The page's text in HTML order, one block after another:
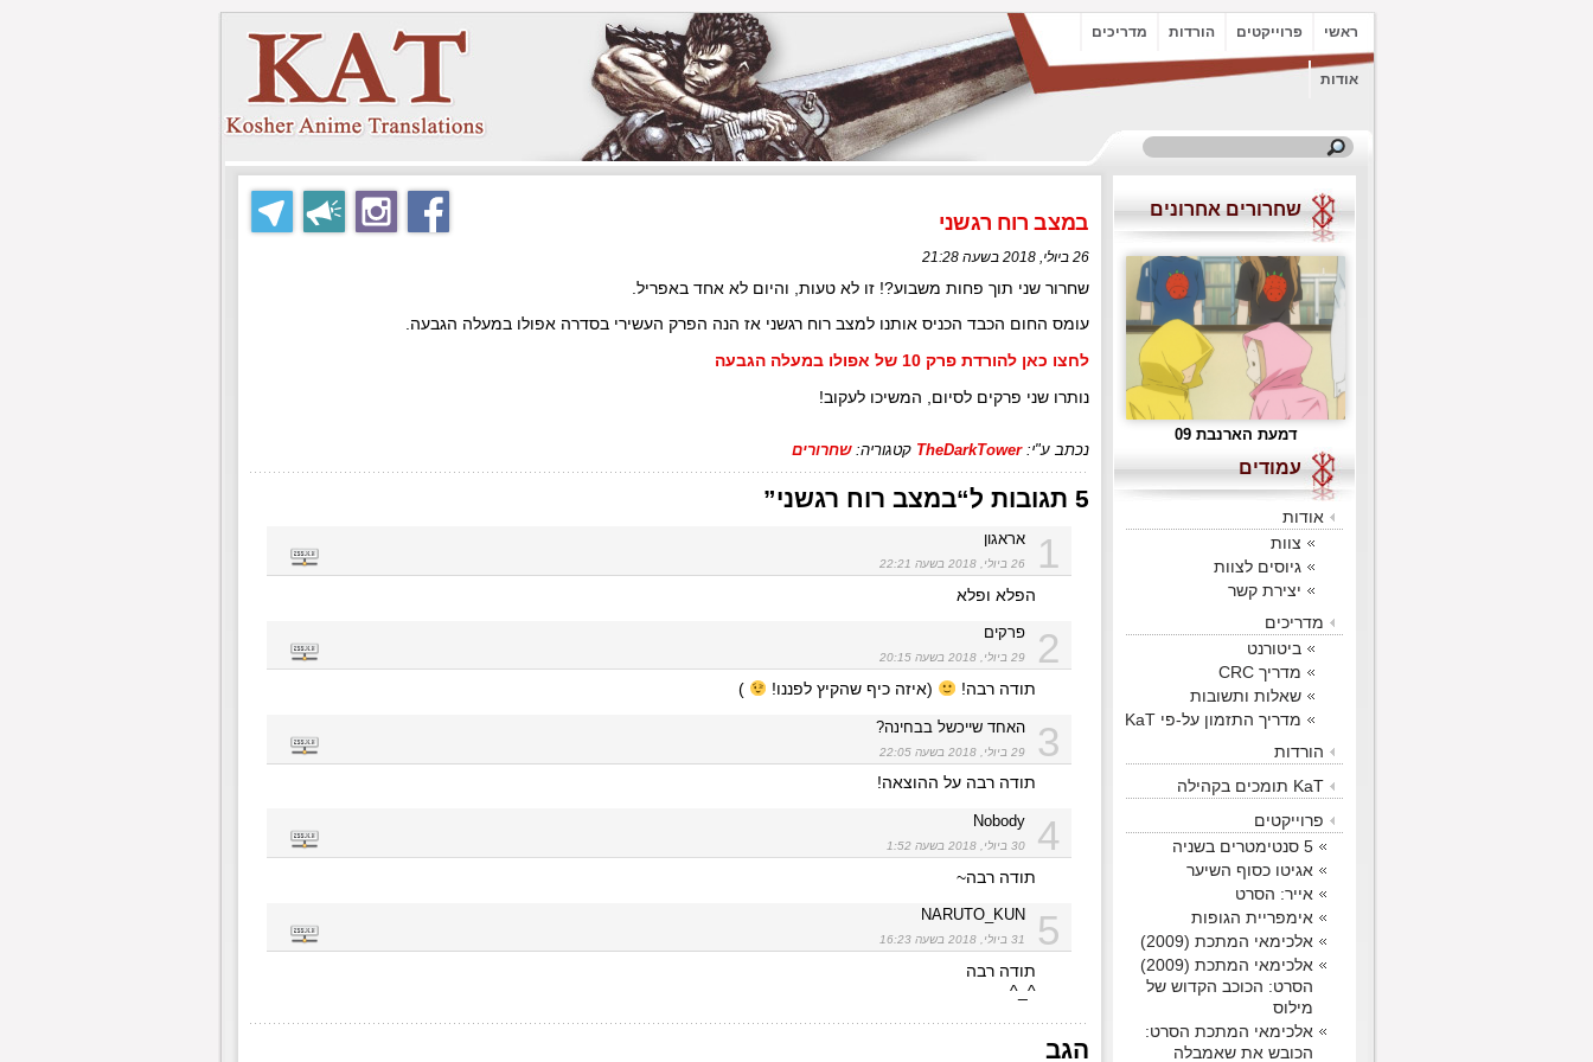
ראשי פרוייקטים הורדות מדריכים
אודות
במצב רוח רגשני
26 ביולי, 2018 בשעה 21:28
שחרור שני תוך פחות משבוע?! זו לא טעות, והיום לא אחד באפריל.
עומס החום הכבד הכניס אותנו למצב רוח רגשני אז הנה הפרק העשירי בסדרה אפולו במעלה הגבעה.
לחצו כאן להורדת פרק 10 של אפולו במעלה הגבעה
נותרו שני פרקים לסיום, המשיכו לעקוב!
נכתב ע"י:TheDarkTower קטגוריה:שחרורים
5 תגובות ל“במצב רוח רגשני”
1 אראגון
26 ביולי, 2018 בשעה 22:21
הפלא ופלא
2 פרקים
29 ביולי, 2018 בשעה 20:15
תודה רבה! (איזה כיף שהקיץ לפננו! )
3 האחד שייכשל בבחינה?
29 ביולי, 2018 בשעה 22:05
תודה רבה על ההוצאה!
4
Nobody
30 ביולי, 2018 בשעה 1:52
תודה רבה~
5
NARUTO_KUN
31 ביולי, 2018 בשעה 16:23
תודה רבה
^_^
הגב
שחרורים אחרונים
דמעת הארנבת 09
עמודים
אודות
צוות
גיוסים לצוות
יצירת קשר
מדריכים
ביטורנט
מדריך CRC
שאלות ותשובות
מדריך התזמון על-פי KaT
הורדות
KaT תומכים בקהילה
פרוייקטים
5 סנטימטרים בשניה
אגיטו כסוף השיער
אייר: הסרט
אימפריית הגופות
אלכימאי המתכת (2009)
אלכימאי המתכת (2009)
הסרט: הכוכב הקדוש של
מילוס
אלכימאי המתכת הסרט:
הכובש את שאמבלה